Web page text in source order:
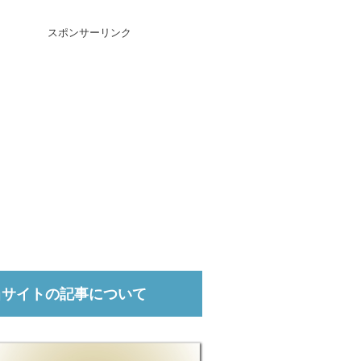
スポンサーリンク
イトの記事について